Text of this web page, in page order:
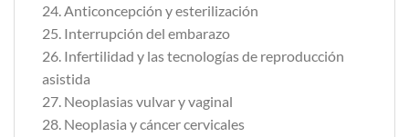
24. Anticoncepción y esterilización
25. Interrupción del embarazo
26. Infertilidad y las tecnologías de reproducción
asistida
27. Neoplasias vulvar y vaginal
28. Neoplasia y cáncer cervicales